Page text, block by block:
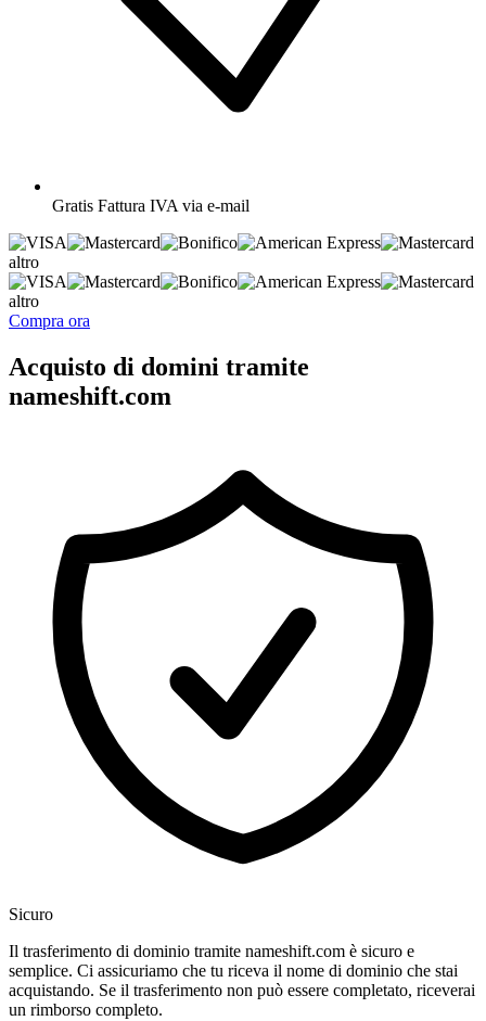
Gratis Fattura IVA via e-mail
altro
altro
Compra ora
Acquisto di domini tramite
nameshift.com
Sicuro
Il trasferimento di dominio tramite nameshift.com è sicuro e
semplice. Ci assicuriamo che tu riceva il nome di dominio che stai
acquistando. Se il trasferimento non può essere completato, riceverai
un rimborso completo.